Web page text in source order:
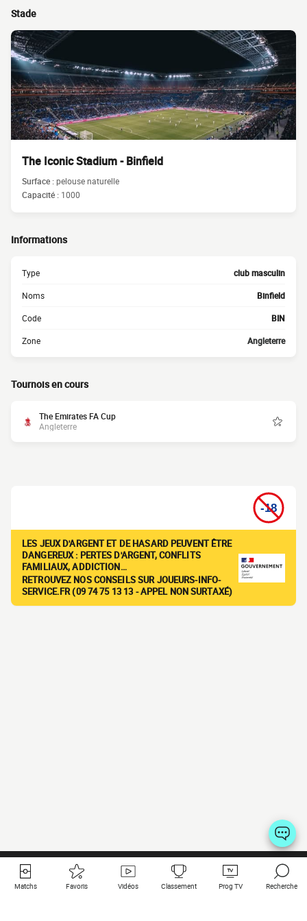
Stade
The Iconic Stadium - Binfield
Surface :pelouse naturelle
Capacité : 1000
Informations
Type club masculin
Noms Binfield
Code BIN
Zone Angleterre
Tournois en cours
The Emirates FA Cup
Angleterre
LES JEUX D'ARGENT ET DE HASARD PEUVENT ÊTRE
DANGEREUX : PERTES D'ARGENT, CONFLITS
FAMILIAUX, ADDICTION…
RETROUVEZ NOS CONSEILS SUR JOUEURS-INFO-
SERVICE.FR (09 74 75 13 13 - APPEL NON SURTAXÉ)
Matchs Favoris Vidéos Classement Prog TV Recherche